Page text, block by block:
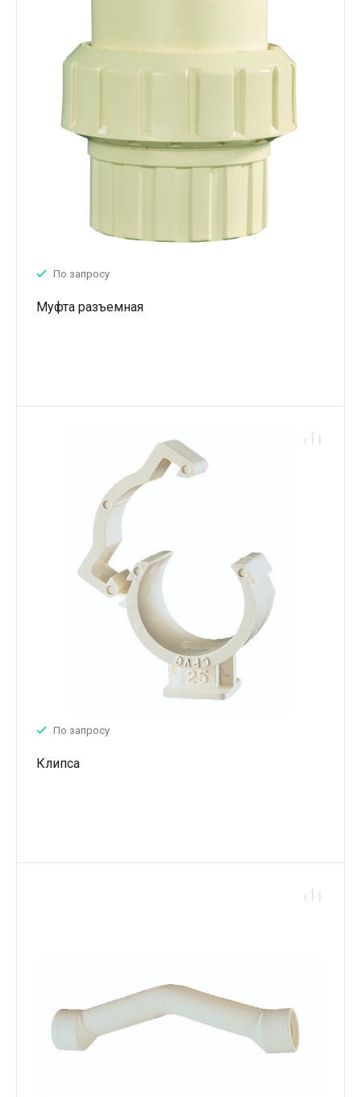
По запросу
Муфта разъемная
По запросу
Клипса